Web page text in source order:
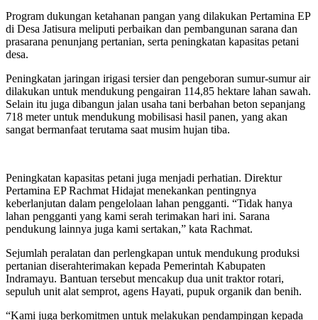
Program dukungan ketahanan pangan yang dilakukan Pertamina EP
di Desa Jatisura meliputi perbaikan dan pembangunan sarana dan
prasarana penunjang pertanian, serta peningkatan kapasitas petani
desa.
Peningkatan jaringan irigasi tersier dan pengeboran sumur-sumur air
dilakukan untuk mendukung pengairan 114,85 hektare lahan sawah.
Selain itu juga dibangun jalan usaha tani berbahan beton sepanjang
718 meter untuk mendukung mobilisasi hasil panen, yang akan
sangat bermanfaat terutama saat musim hujan tiba.
Peningkatan kapasitas petani juga menjadi perhatian. Direktur
Pertamina EP Rachmat Hidajat menekankan pentingnya
keberlanjutan dalam pengelolaan lahan pengganti. “Tidak hanya
lahan pengganti yang kami serah terimakan hari ini. Sarana
pendukung lainnya juga kami sertakan,” kata Rachmat.
Sejumlah peralatan dan perlengkapan untuk mendukung produksi
pertanian diserahterimakan kepada Pemerintah Kabupaten
Indramayu. Bantuan tersebut mencakup dua unit traktor rotari,
sepuluh unit alat semprot, agens Hayati, pupuk organik dan benih.
“Kami juga berkomitmen untuk melakukan pendampingan kepada